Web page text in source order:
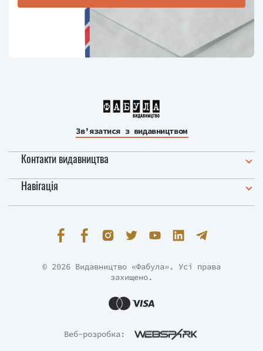
Зв’язатися з видавництвом
Контакти видавництва
Навігація
Веб-розробка:
© 2026 Видавництво «Фабула». Усі права
захищено.